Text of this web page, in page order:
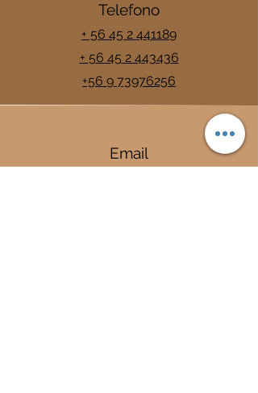
Telefono
+ 56 45 2 441189
+ 56 45 2 443436
+56 9 73976256
Email